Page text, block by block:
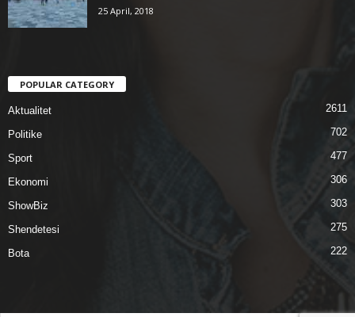
25 April, 2018
POPULAR CATEGORY
Aktualitet 2611
Politike 702
Sport 477
Ekonomi 306
ShowBiz 303
Shendetesi 275
Bota 222